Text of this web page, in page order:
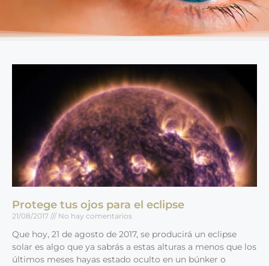
Protege tus ojos para el eclipse
21/08/2017 No hay comentarios
Que hoy, 21 de agosto de 2017, se producirá un eclipse
solar es algo que ya sabrás a estas alturas a menos que los
últimos meses hayas estado oculto en un búnker o